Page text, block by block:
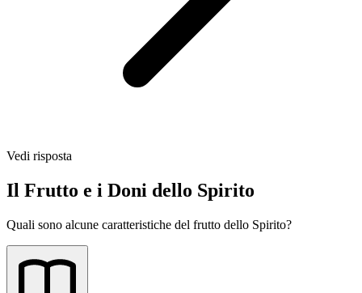
Vedi risposta
Il Frutto e i Doni dello Spirito
Quali sono alcune caratteristiche del frutto dello Spirito?